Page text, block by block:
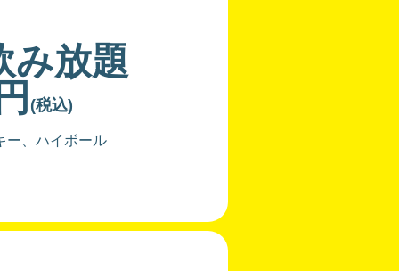
み放題
(税込)
ー、ハイボール